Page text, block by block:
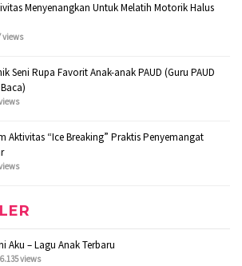
Menyenangkan Untuk Melatih Motorik Halus
views
Seni Rupa Favorit Anak-anak PAUD (Guru PAUD
Aktivitas “Ice Breaking” Praktis Penyemangat
Aku – Lagu Anak Terbaru
views